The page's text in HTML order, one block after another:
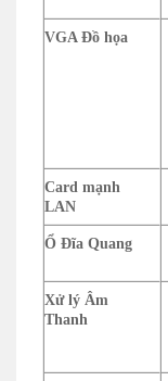
VGA Đồ họa
Card mạnh
LAN
Ổ Đĩa Quang
Xử lý Âm
Thanh